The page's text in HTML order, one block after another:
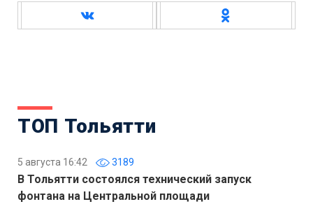
ТОП Тольятти
5 августа 16:42 3189
В Тольятти состоялся технический запуск
фонтана на Центральной площади